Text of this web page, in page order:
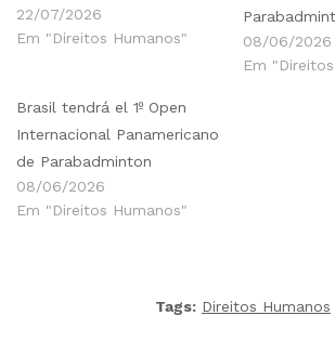
22/07/2026
Em "Direitos Humanos"
08/06/2026
Em
Brasil tendrá el 1º Open
Internacional Panamericano
de Parabadminton
08/06/2026
Em "Direitos Humanos"
Tags: Direitos Humanos